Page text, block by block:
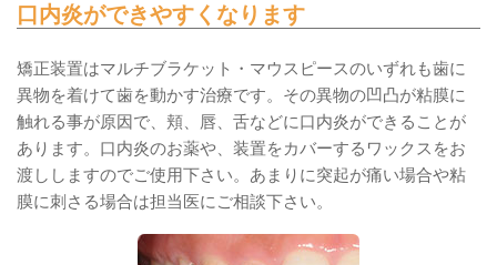
口内炎ができやすくなります
矯正装置はマルチブラケット・マウスピースのいずれも歯に
異物を着けて歯を動かす治療です。その異物の凹凸が粘膜に
触れる事が原因で、頬、唇、舌などに口内炎ができることが
あります。口内炎のお薬や、装置をカバーするワックスをお
渡ししますのでご使用下さい。あまりに突起が痛い場合や粘
膜に刺さる場合は担当医にご相談下さい。